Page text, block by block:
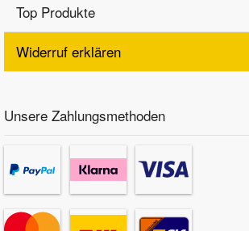
Top Produkte
Widerruf erklären
Unsere Zahlungsmethoden